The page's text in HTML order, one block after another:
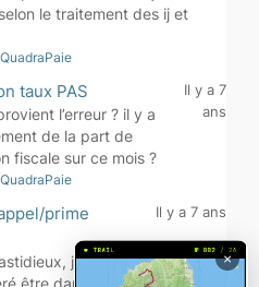
le traitement des ij et
QuadraPaie
taux PAS
l’erreur ? il y a
de la part de
fiscale sur ce mois ?
Il y a 7
ans
QuadraPaie
prime
j’avais
être dans l’erreur
Il y a 7 ans
×